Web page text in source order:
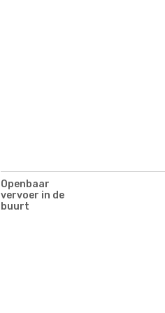
Openbaar
vervoer in de
buurt